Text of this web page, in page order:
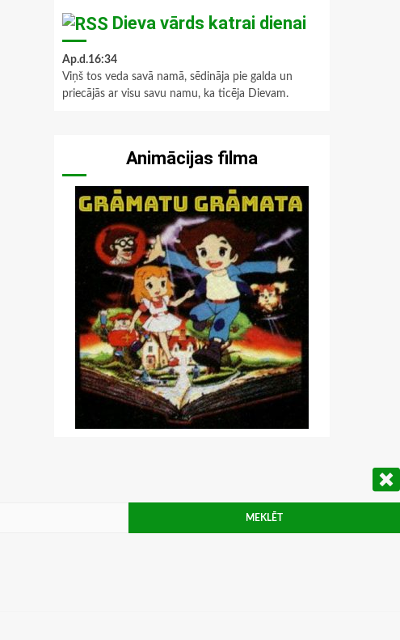
Dieva vārds katrai dienai
Ap.d.16:34
Viņš tos veda savā namā, sēdināja pie galda un
priecājās ar visu savu namu, ka ticēja Dievam.
Animācijas filma